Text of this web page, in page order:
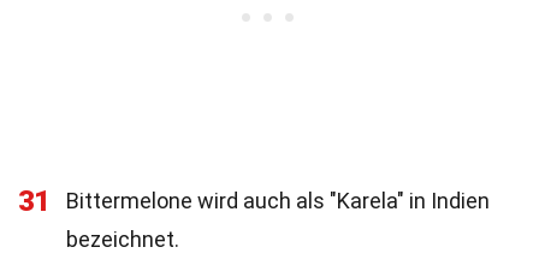
31
Bittermelone wird auch als "Karela" in Indien
bezeichnet.